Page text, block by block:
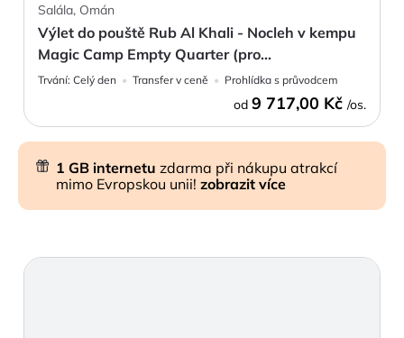
Salála, Omán
Výlet do pouště Rub Al Khali - Nocleh v kempu
Magic Camp Empty Quarter (pro...
Trvání: Celý den Transfer v ceně Prohlídka s průvodcem
od 9 717,00 Kč /os.
1 GB internetu zdarma při nákupu atrakcí
mimo Evropskou unii! zobrazit více